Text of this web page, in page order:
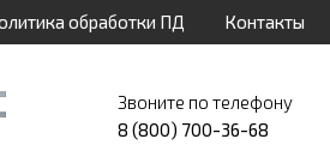
обработки ПД Контакты
Звоните по телефону
8 (800) 700-36-68